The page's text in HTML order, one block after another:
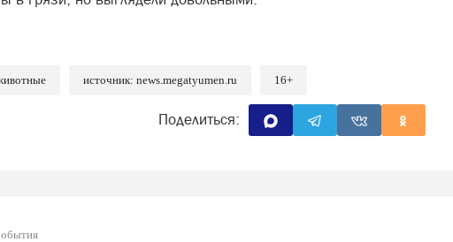
источник: news.megatyumen.ru 16+
Поделиться: